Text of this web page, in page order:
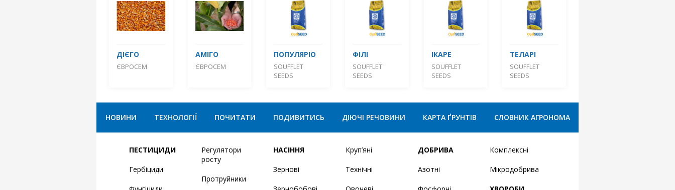
ДІЄГО
ЄВРОСЕМ
АМІГО
ЄВРОСЕМ
ПОПУЛЯРІО
SOUFFLET
SEEDS
ФІЛІ
SOUFFLET
SEEDS
ІКАРЕ
SOUFFLET
SEEDS
ТЕЛАРІ
SOUFFLET
SEEDS
НОВИНИ ТЕХНОЛОГІЇ ПОЧИТАТИ ПОДИВИТИСЬ ДІЮЧІ РЕЧОВИНИ КАРТА ҐРУНТІВ СЛОВНИК АГРОНОМА
ПЕСТИЦИДИ
Гербіциди
Регулятори
росту
Протруйники
НАСІННЯ
Зернові
Круп’яні
Технічні
ДОБРИВА
Азотні
Комплексні
Мікродобрива